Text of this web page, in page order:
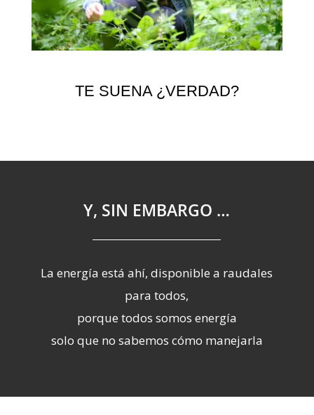
TE SUENA ¿VERDAD?
Y, SIN EMBARGO …
La energía está ahí, disponible a raudales
para todos,
porque todos somos energía
solo que no sabemos cómo manejarla